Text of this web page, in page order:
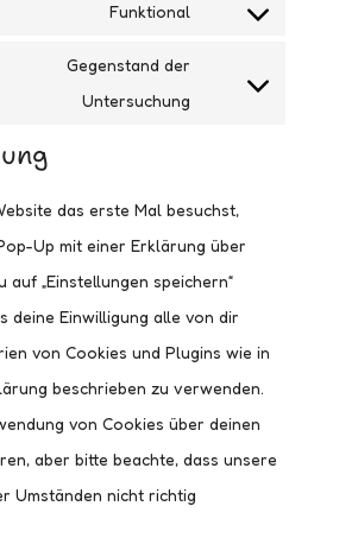
wordpress
google-
Funktional
Consent
service
Gegenstand der
Untersuchung
Consent
sonstiges
das erste Mal besuchst,
Up mit einer Erklärung über
auf „Einstellungen speichern“
deine Einwilligung alle von dir
von Cookies und Plugins wie in
beschrieben zu verwenden.
von Cookies über deinen
aber bitte beachte, dass unsere
Umständen nicht richtig